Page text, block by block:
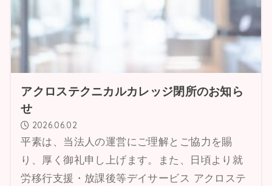
アクロステクニカルカレッジ閉所のお知ら
せ
2026.06.02
平素は、当法人の運営にご理解とご協力を賜
り、厚く御礼申し上げます。また、日頃より就
労移行支援・放課後等デイサービス アクロステ